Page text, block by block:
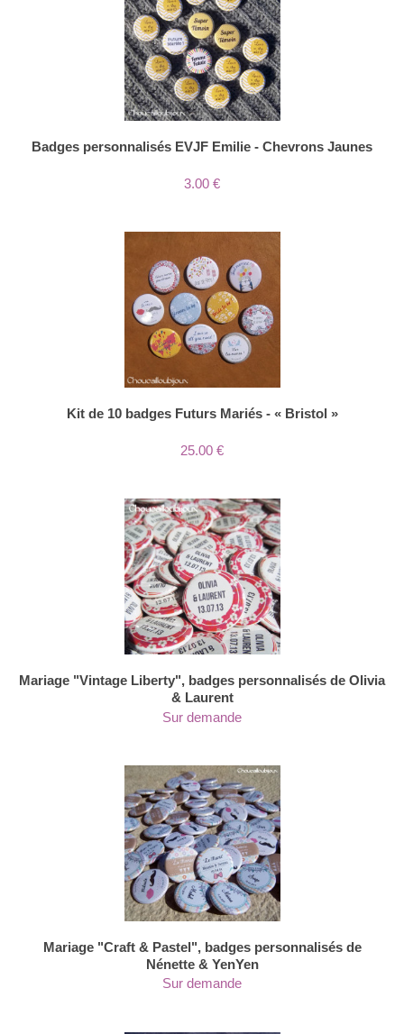
Badges personnalisés EVJF Emilie - Chevrons Jaunes
3.00 €
Kit de 10 badges Futurs Mariés - « Bristol »
25.00 €
Mariage "Vintage Liberty", badges personnalisés de Olivia
& Laurent
Sur demande
Mariage "Craft & Pastel", badges personnalisés de
Nénette & YenYen
Sur demande